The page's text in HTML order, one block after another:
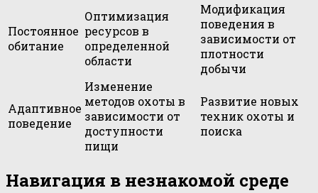
Постоянное
обитание
Оптимизация
ресурсов в
определенной
области
Модификация
поведения в
зависимости от
плотности
добычи
Адаптивное
поведение
Изменение
методов охоты в
зависимости от
доступности
пищи
Развитие новых
техник охоты и
поиска
Навигация в незнакомой среде